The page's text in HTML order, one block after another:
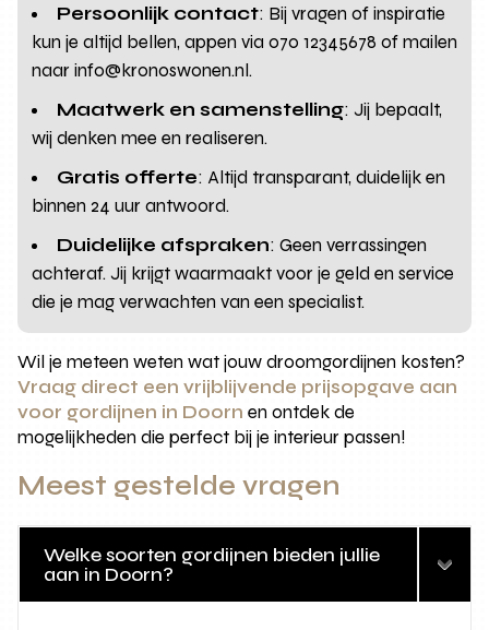
Persoonlijk contact: Bij vragen of inspiratie
kun je altijd bellen, appen via 070 12345678 of mailen
naar info@kronoswonen.nl.
Maatwerk en samenstelling: Jij bepaalt,
wij denken mee en realiseren.
Gratis offerte: Altijd transparant, duidelijk en
binnen 24 uur antwoord.
Duidelijke afspraken: Geen verrassingen
achteraf. Jij krijgt waarmaakt voor je geld en service
die je mag verwachten van een specialist.
Wil je meteen weten wat jouw droomgordijnen kosten?
Vraag direct een vrijblijvende prijsopgave aan
voor gordijnen in Doorn en ontdek de
mogelijkheden die perfect bij je interieur passen!
Meest gestelde vragen
Welke soorten gordijnen bieden jullie
aan in Doorn?